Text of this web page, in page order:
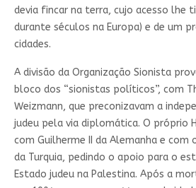
devia fincar na terra, cujo acesso lhe
durante séculos na Europa) e de um
cidades.
A divisão da Organização Sionista
bloco dos “sionistas políticos”, com
Weizmann, que preconizavam a
judeu pela via diplomática. O próprio
com Guilherme II da Alemanha e com
da Turquia, pedindo o apoio para o
Estado judeu na Palestina. Após a